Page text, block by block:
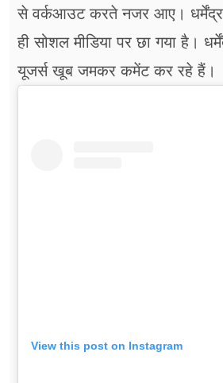
से वर्कआउट करते नजर आए। धर्मेंद्र
ही सोशल मीडिया पर छा गया है।
यूजर्स खूब जमकर कमेंट कर रहे हैं।
View this post on Instagram